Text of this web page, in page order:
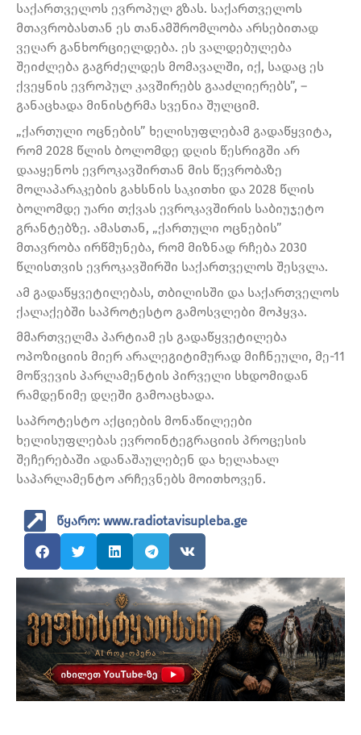
საქართველოს ევროპულ გზას. საქართველოს
მთავრობასთან ეს თანამშრომლობა არსებითად
ვეღარ განხორციელდება. ეს ვალდებულება
შეიძლება გაგრძელდეს მომავალში, იქ, სადაც ეს
ქვეყნის ევროპულ კავშირებს გააძლიერებს”, –
განაცხადა მინისტრმა სვენია შულციმ.
„ქართული ოცნების” ხელისუფლებამ გადაწყვიტა,
რომ 2028 წლის ბოლომდე დღის წესრიგში არ
დააყენოს ევროკავშირთან მის წევრობაზე
მოლაპარაკების გახსნის საკითხი და 2028 წლის
ბოლომდე უარი თქვას ევროკავშირის საბიუჯეტო
გრანტებზე. ამასთან, „ქართული ოცნების”
მთავრობა ირწმუნება, რომ მიზნად რჩება 2030
წლისთვის ევროკავშირში საქართველოს შესვლა.
ამ გადაწყვეტილებას, თბილისში და საქართველოს
ქალაქებში საპროტესტო გამოსვლები მოჰყვა.
მმართველმა პარტიამ ეს გადაწყვეტილება
ოპოზიციის მიერ არალეგიტიმურად მიჩნეული, მე-11
მოწვევის პარლამენტის პირველი სხდომიდან
რამდენიმე დღეში გამოაცხადა.
საპროტესტო აქციების მონაწილეები
ხელისუფლებას ევროინტეგრაციის პროცესის
შეჩერებაში ადანაშაულებენ და ხელახალ
საპარლამენტო არჩევნებს მოითხოვენ.
წყარო: www.radiotavisupleba.ge